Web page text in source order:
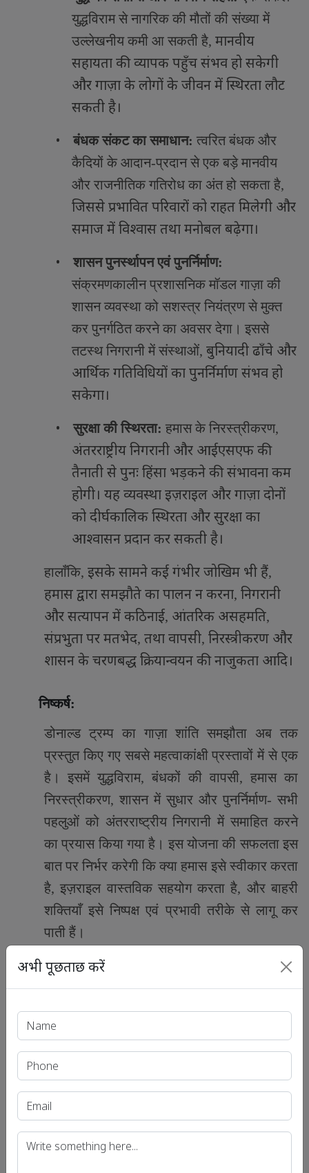
युद्धविराम से नागरिक की मौतों की संख्या में
उल्लेखनीय कमी आ सकती है, मानवीय
सहायता की व्यापक पहुँच संभव हो सकेगी
और गाज़ा के लोगों के जीवन में स्थिरता लौट
सकती है।
•
बंधक संकट का समाधान: त्वरित बंधक और
कैदियों के आदान-प्रदान से एक बड़े मानवीय
और राजनीतिक गतिरोध का अंत हो सकता है,
जिससे प्रभावित परिवारों को राहत मिलेगी और
समाज में विश्वास तथा मनोबल बढ़ेगा।
•
शासन पुनर्स्थापन एवं पुनर्निर्माण:
संक्रमणकालीन प्रशासनिक मॉडल गाज़ा की
शासन व्यवस्था को सशस्त्र नियंत्रण से मुक्त
कर पुनर्गठित करने का अवसर देगा। इससे
तटस्थ निगरानी में संस्थाओं, बुनियादी ढाँचे और
आर्थिक गतिविधियों का पुनर्निर्माण संभव हो
सकेगा।
•
सुरक्षा की स्थिरता: हमास के निरस्त्रीकरण,
अंतरराष्ट्रीय निगरानी और आईएसएफ की
तैनाती से पुनः हिंसा भड़कने की संभावना कम
होगी। यह व्यवस्था इज़राइल और गाज़ा दोनों
को दीर्घकालिक स्थिरता और सुरक्षा का
आश्वासन प्रदान कर सकती है।
हालाँकि, इसके सामने कई गंभीर जोखिम भी हैं,
हमास द्वारा समझौते का पालन न करना, निगरानी
और सत्यापन में कठिनाई, आंतरिक असहमति,
संप्रभुता पर मतभेद, तथा वापसी, निरस्त्रीकरण और
शासन के चरणबद्ध क्रियान्वयन की नाजुकता आदि।
निष्कर्ष:
डोनाल्ड ट्रम्प का गाज़ा शांति समझौता अब तक
प्रस्तुत किए गए सबसे महत्वाकांक्षी प्रस्तावों में से एक
है। इसमें युद्धविराम, बंधकों की वापसी, हमास का
निरस्त्रीकरण, शासन में सुधार और पुनर्निर्माण- सभी
पहलुओं को अंतरराष्ट्रीय निगरानी में समाहित करने
का प्रयास किया गया है। इस योजना की सफलता इस
बात पर निर्भर करेगी कि क्या हमास इसे स्वीकार करता
है,इज़राइल वास्तविक सहयोग करता है, और बाहरी
शक्तियाँ इसे निष्पक्ष एवं प्रभावी तरीके से लागू कर
पाती हैं।
हाल के लेख
यूपीएससी आईएएस (प्री.) परीक्षा
यूपीएससी आईएएस (मुख्य) परीक्षा
अभी पूछताछ करें